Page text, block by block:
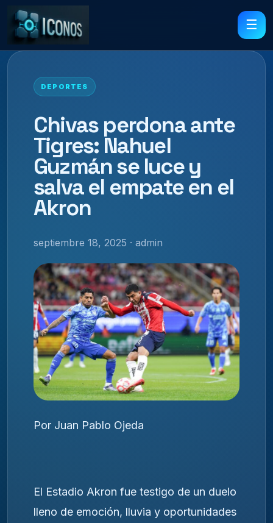
☰
DEPORTES
Chivas perdona ante
Tigres: Nahuel
Guzmán se luce y
salva el empate en el
Akron
septiembre 18, 2025 · admin
Por Juan Pablo Ojeda
El Estadio Akron fue testigo de un duelo
lleno de emoción, lluvia y oportunidades